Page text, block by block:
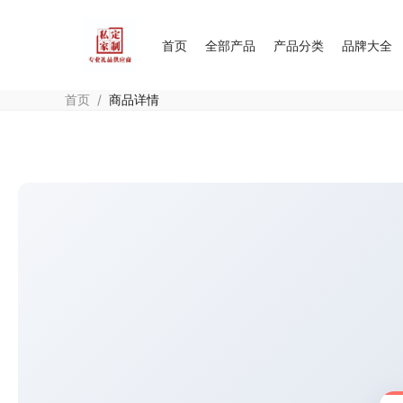
首页 全部产品 产品分类 品牌大全
首页 / 商品详情